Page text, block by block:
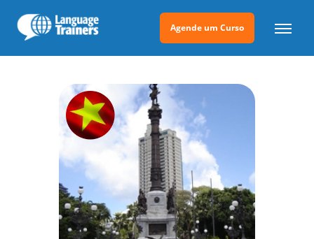
Agende um Curso